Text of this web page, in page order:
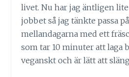
livet. Nu har jag äntligen
jobbet så jag tänkte passa
mellandagarna med ett
som tar 10 minuter att laga
veganskt och är lätt att